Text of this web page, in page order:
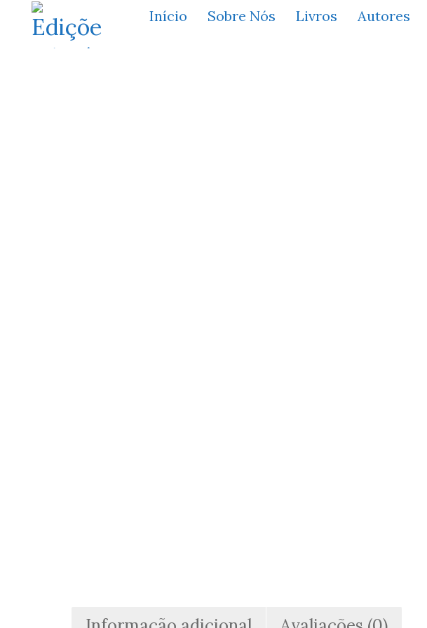
Início Sobre Nós Livros Autores